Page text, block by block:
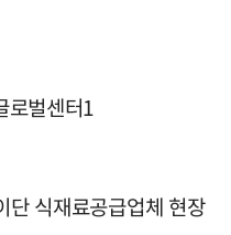
벌센터1
식재료공급업체 현장